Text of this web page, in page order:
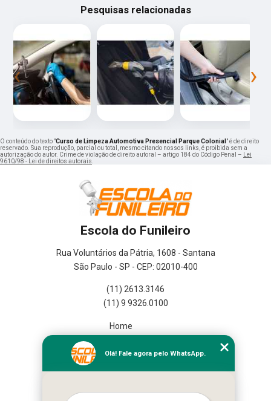
Pesquisas relacionadas
‹ ›
O conteúdo do texto "Curso de Limpeza Automotiva Presencial Parque Colonial " é de direito
reservado. Sua reprodução, parcial ou total, mesmo citando nossos links, é proibida sem a
autorização do autor. Crime de violação de direito autoral – artigo 184 do Código Penal –
Lei
9610/98 - Lei de direitos autorais
Escola do Funileiro
Rua Voluntários da Pátria, 1608 - Santana
São Paulo - SP - CEP: 02010-400
(11) 2613.3146
(11) 9 9326.0100
Home
Missão
Mapa do site
Olá! Fale agora pelo WhatsApp.